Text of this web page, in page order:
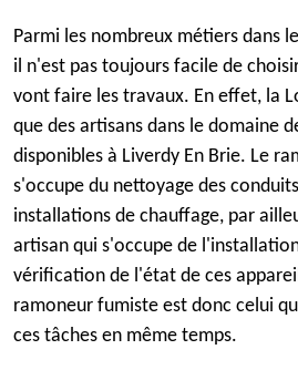
Parmi les nombreux métiers dans
il n'est pas toujours facile de
vont faire les travaux. En effet, la
que des artisans dans le domaine
disponibles à Liverdy En Brie. Le
s'occupe du nettoyage des
installations de chauffage, par
artisan qui s'occupe de
vérification de l'état de ces
ramoneur fumiste est donc celui
ces tâches en même temps.